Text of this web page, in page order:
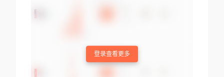
登录查看更多